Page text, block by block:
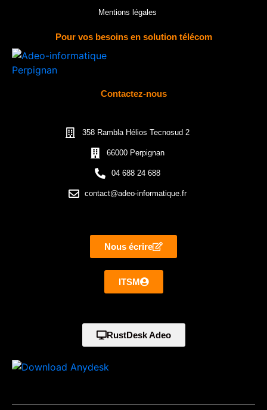
Mentions légales
Pour vos besoins en solution télécom
Contactez-nous
358 Rambla Hélios Tecnosud 2
66000 Perpignan
04 688 24 688
contact@adeo-informatique.fr
Nous écrire
ITSM
RustDesk Adeo